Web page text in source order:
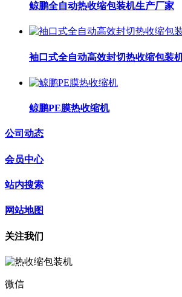
鲸鹏全自动热收缩包装机生产厂家
袖口式全自动高效封切热收缩包装
鲸鹏PE膜热收缩机
公司动态
会员中心
站内搜索
网站地图
关注我们
微信